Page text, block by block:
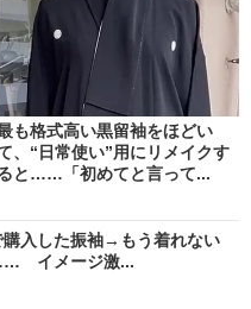
も格式高い黒留袖をほどい
、“日常使い”用にリメイクす
と……「初めてと言って...
入した振袖→もう着れない
イメージ激...